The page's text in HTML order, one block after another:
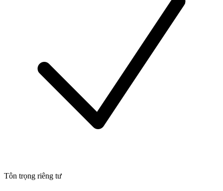
Tôn trọng riêng tư